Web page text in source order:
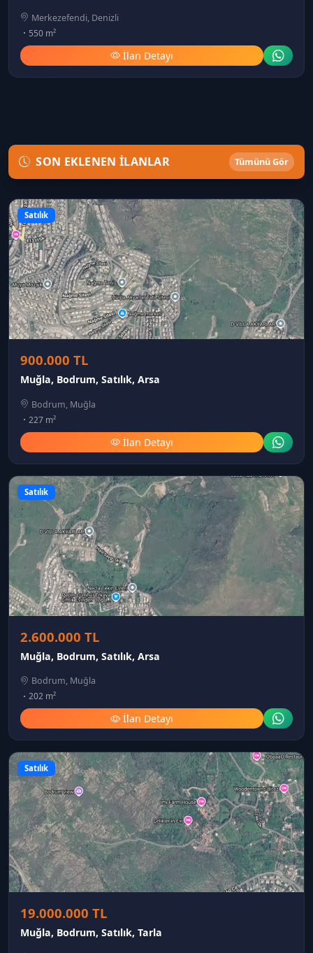
Merkezefendi, Denizli
550 m²
İlan Detayı
SON EKLENEN İLANLAR Tümünü Gör
Satılık
900.000 TL
Muğla, Bodrum, Satılık, Arsa
Bodrum, Muğla
227 m²
İlan Detayı
Satılık
2.600.000 TL
Muğla, Bodrum, Satılık, Arsa
Bodrum, Muğla
202 m²
İlan Detayı
Satılık
19.000.000 TL
Muğla, Bodrum, Satılık, Tarla